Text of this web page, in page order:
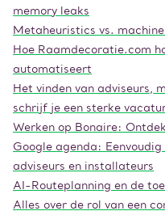
memory leaks
Metaheuristics vs.
Hoe Raamdecoratie.com
automatiseert
Het vinden van adviseurs,
schrijf je een sterke
Werken op Bonaire:
Google agenda:
adviseurs en installateurs
AI-Routeplanning en de
Alles over de rol van een